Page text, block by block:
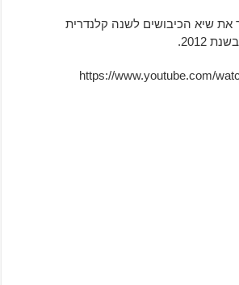
את שיא הכיבושים לשנה קלנדרית
https://www.youtube.com/